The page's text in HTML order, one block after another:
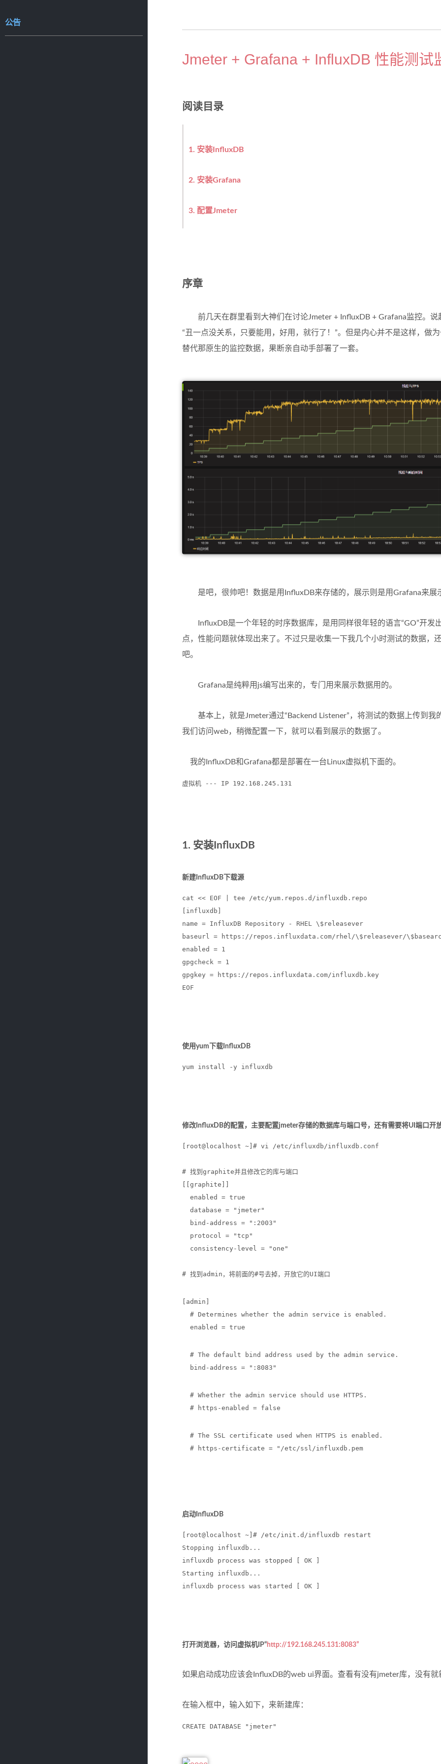
Jmeter + Grafana + InfluxDB 性能测试
阅读目录
1. 安装InfluxDB
2. 安装Grafana
3. 配置Jmeter
序章
前几天在群里看到大神们在讨论Jmeter + InfluxDB + Grafana监控。说
“丑一点没关系，只要能用，好用，就行了！”。但是内心并不是这样，做
替代那原生的监控数据，果断亲自动手部署了一套。
是吧，很帅吧！数据是用InfluxDB来存储的，展示则是用Grafana来展
InfluxDB是一个年轻的时序数据库，是用同样很年轻的语言“GO”开发
点，性能问题就体现出来了。不过只是收集一下我几个小时测试的数据，
吧。
Grafana是纯粹用js编写出来的，专门用来展示数据用的。
基本上，就是Jmeter通过“Backend Listener”，将测试的数据上传到我
我们访问web，稍微配置一下，就可以看到展示的数据了。
我的InfluxDB和Grafana都是部署在一台Linux虚拟机下面的。
虚拟机 --- IP 192.168.245.131
1. 安装InfluxDB
新建InfluxDB下载源
cat << EOF | tee /etc/yum.repos.d/influxdb.repo
[influxdb]
name = InfluxDB Repository - RHEL \$releasever
baseurl =
https://repos.influxdata.com/rhel/\$releasever/
enabled = 1
gpgcheck = 1
gpgkey =
https://repos.influxdata.com/influxdb.key
EOF
使用yum下载InfluxDB
yum install -y influxdb
修改InfluxDB的配置，主要配置jmeter存储的数据库与端口号，还有需要将UI端口开
[root@localhost ~]# vi /etc/influxdb/influxdb.conf
# 找到graphite并且修改它的库与端口
[[graphite]]
enabled = true
database = "jmeter"
bind-address = ":2003"
protocol = "tcp"
consistency-level = "one"
# 找到admin，将前面的#号去掉，开放它的UI端口
[admin]
# Determines whether the admin service is enabled.
enabled = true
# The default bind address used by the admin service.
bind-address = ":8083"
# Whether the admin service should use HTTPS.
# https-enabled = false
# The SSL certificate used when HTTPS is enabled.
# https-certificate = "/etc/ssl/influxdb.pem
启动InfluxDB
[root@localhost ~]# /etc/init.d/influxdb restart
Stopping influxdb...
influxdb process was stopped [ OK ]
Starting influxdb...
influxdb process was started [ OK ]
打开浏览器，访问虚拟机IP“http://192.168.245.131:8083”
如果启动成功应该会InfluxDB的web ui界面。查看有没有jmeter库，没有就
在输入框中，输入如下，来新建库：
CREATE DATABASE "jmeter"
公告